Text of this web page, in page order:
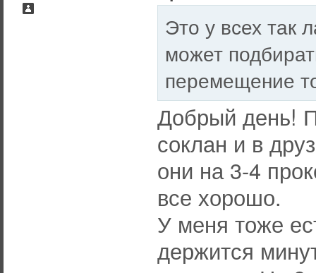
Это у всех так
может
перемещение
Добрый день!
соклан и в
они на 3-4
все хорошо.
У меня тоже
держится